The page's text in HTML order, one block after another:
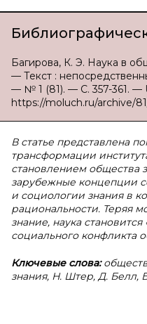
Багирова, К. Э. Наука в
— Текст :
— № 1 (81). — С. 357-361. —
https://moluch.ru/archive/
В статье представлена
трансформации
становлением общества
зарубежные концепции
и социологии знания в
рациональности. Теряя
знание, наука
социального конфликта
Ключевые слова:
знания, Н. Штер, Д. Белл,